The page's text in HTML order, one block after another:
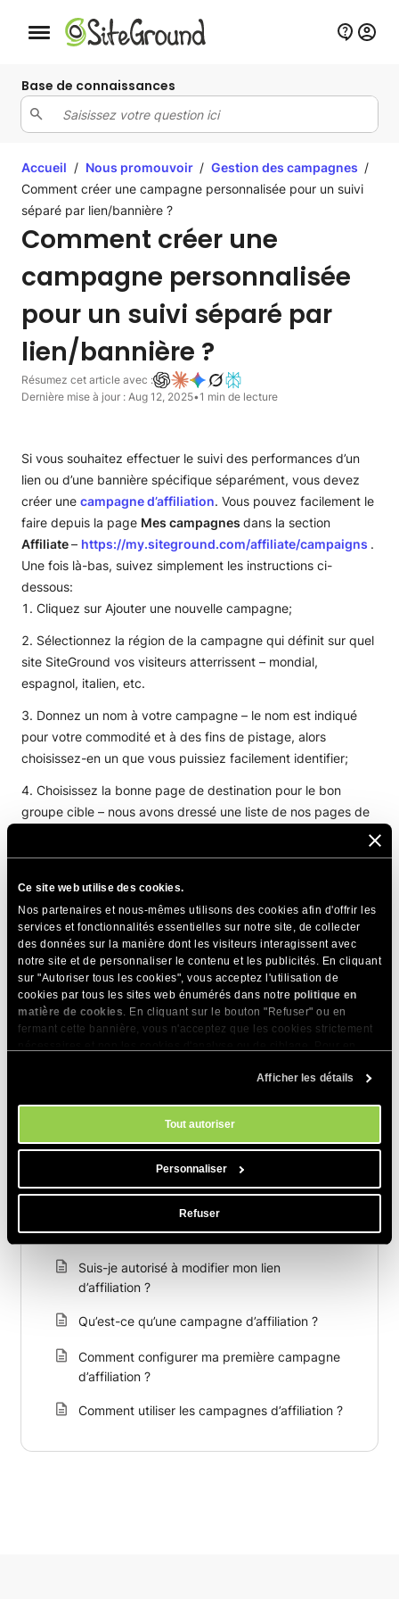
Ce site web utilise des cookies.
Nos partenaires et nous-mêmes utilisons des cookies afin d'offrir les
services et fonctionnalités essentielles sur notre site, de collecter
des données sur la manière dont les visiteurs interagissent avec
notre site et de personnaliser le contenu et les publicités. En cliquant
sur "Autoriser tous les cookies", vous acceptez l'utilisation de
cookies par tous les sites web énumérés dans notre politique en
matière de cookies. En cliquant sur le bouton "Refuser" ou en
fermant cette bannière, vous n'acceptez que les cookies strictement
. Vous pouvez gérer vos préférences
Afficher les détails
Tout autoriser
Personnaliser
Refuser
Bouton de navigation mobile
Base de connaissances
Accueil / Nous promouvoir / Gestion des campagnes /
Comment créer une campagne personnalisée pour un suivi
séparé par lien/bannière ?
Comment créer une
campagne personnalisée
pour un suivi séparé par
lien/bannière ?
Résumez cet article avec :
Dernière mise à jour : Aug 12, 2025•1 min de lecture
Si vous souhaitez effectuer le suivi des performances d’un
lien ou d’une bannière spécifique séparément, vous devez
créer une campagne d’affiliation. Vous pouvez facilement le
faire depuis la page Mes campagnes dans la section
Affiliate– https://my.siteground.com/affiliate/campaigns .
Une fois là-bas, suivez simplement les instructions ci-
dessous:
Cliquez sur Ajouter une nouvelle campagne;
Sélectionnez la région de la campagne qui définit sur quel
site SiteGround vos visiteurs atterrissent – mondial,
espagnol, italien, etc.
Donnez un nom à votre campagne – le nom est indiqué
pour votre commodité et à des fins de pistage, alors
choisissez-en un que vous puissiez facilement identifier;
Choisissez la bonne page de destination pour le bon
groupe cible – nous avons dressé une liste de nos pages de
correspond le mieux à ce que votre public recherche,
Cliquez sur Créer une campagne.
Vous pouvez désormais copier votre nouveau code de
campagne personnalisé et l’intégrer à votre site web. Le lien
personnalisé vous permettra de suivre les performances de
cette campagne particulière séparément de celle de votre
affilié par défaut, et vous aidera à déterminer laquelle est la
plus performante.
Articles Connexes
Suis-je autorisé à modifier mon lien
d’affiliation ?
Qu’est-ce qu’une campagne d’affiliation ?
Comment configurer ma première campagne
d’affiliation ?
Comment utiliser les campagnes d’affiliation ?